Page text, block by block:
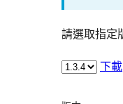
請選取指定
下載
中